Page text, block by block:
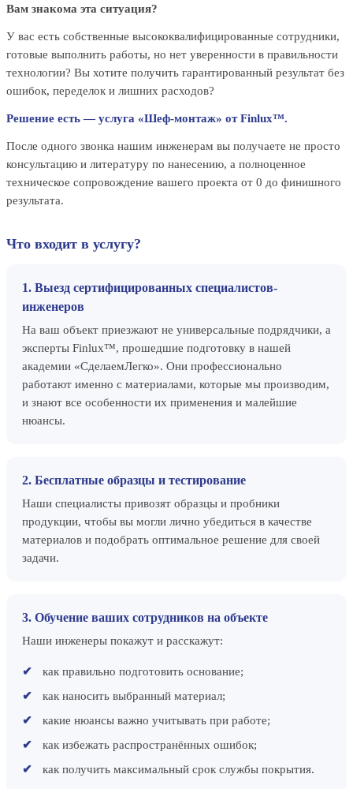
Вам знакома эта ситуация?
У вас есть собственные высококвалифицированные сотрудники,
готовые выполнить работы, но нет уверенности в правильности
технологии? Вы хотите получить гарантированный результат без
ошибок, переделок и лишних расходов?
Решение есть — услуга «Шеф-монтаж» от Finlux™.
После одного звонка нашим инженерам вы получаете не просто
консультацию и литературу по нанесению, а полноценное
техническое сопровождение вашего проекта от 0 до финишного
результата.
Что входит в услугу?
1. Выезд сертифицированных специалистов-
инженеров
На ваш объект приезжают не универсальные подрядчики, а
эксперты Finlux™, прошедшие подготовку в нашей
академии «СделаемЛегко». Они профессионально
работают именно с материалами, которые мы производим,
и знают все особенности их применения и малейшие
нюансы.
2. Бесплатные образцы и тестирование
Наши специалисты привозят образцы и пробники
продукции, чтобы вы могли лично убедиться в качестве
материалов и подобрать оптимальное решение для своей
задачи.
3. Обучение ваших сотрудников на объекте
Наши инженеры покажут и расскажут:
как правильно подготовить основание;
как наносить выбранный материал;
какие нюансы важно учитывать при работе;
как избежать распространённых ошибок;
как получить максимальный срок службы покрытия.